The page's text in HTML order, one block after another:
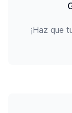
¡Haz que